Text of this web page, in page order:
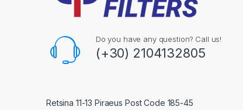
Do you have any question? Call us!
(+30) 2104132805
Retsina 11-13 Piraeus Post Code 185-45